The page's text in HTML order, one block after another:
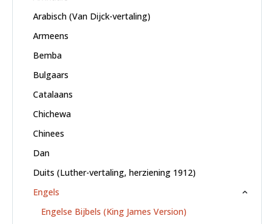
Arabisch (Van Dijck-vertaling)
Armeens
Bemba
Bulgaars
Catalaans
Chichewa
Chinees
Dan
Duits (Luther-vertaling, herziening 1912)
Engels
Engelse Bijbels (King James Version)